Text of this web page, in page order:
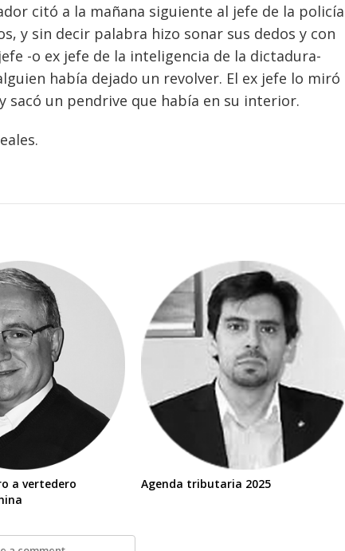
citó a la mañana siguiente al jefe de la policía
y sin decir palabra hizo sonar sus dedos y con
-o ex jefe de la inteligencia de la dictadura-
había dejado un revolver. El ex jefe lo miró
sacó un pendrive que había en su interior.
a vertedero
Agenda tributaria 2025